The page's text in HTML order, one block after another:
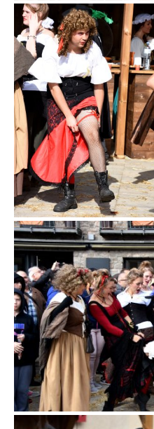
Fira d'en Rocaguinarda a Olost
Fira d'en Rocaguinarda a Olost
Fira d'en Rocaguinarda a Olost